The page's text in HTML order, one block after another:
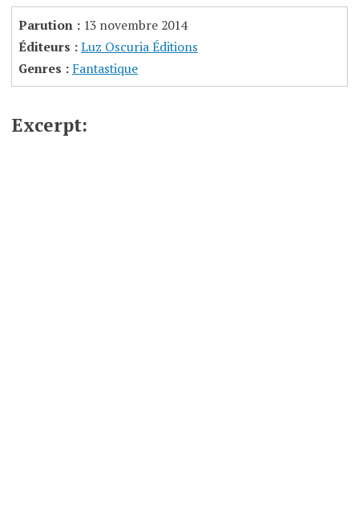
Parution : 13 novembre 2014
Éditeurs :Luz Oscuria Éditions
Genres : Fantastique
Excerpt: